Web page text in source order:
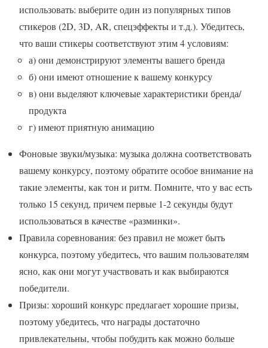
использовать: выберите один из популярных типов
стикеров (2D, 3D, AR, спецэффекты и т.д.). Убедитесь,
что ваши стикеры соответствуют этим 4 условиям:
а) они демонстрируют элементы вашего бренда
б) они имеют отношение к вашему конкурсу
в) они выделяют ключевые характеристики бренда/
продукта
г) имеют приятную анимацию
Фоновые звуки/музыка: музыка должна соответствовать
вашему конкурсу, поэтому обратите особое внимание на
такие элементы, как тон и ритм. Помните, что у вас есть
только 15 секунд, причем первые 1-2 секунды будут
использоваться в качестве «разминки».
Правила соревнования: без правил не может быть
конкурса, поэтому убедитесь, что вашим пользователям
ясно, как они могут участвовать и как выбираются
победители.
Призы: хороший конкурс предлагает хорошие призы,
поэтому убедитесь, что награды достаточно
привлекательны, чтобы побудить как можно больше